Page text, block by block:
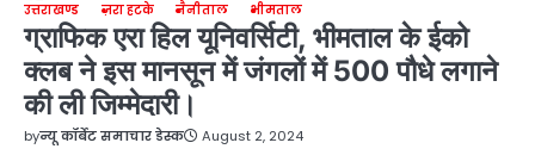
उत्तराखण्ड ज़रा हटके नैनीताल भीमताल
ग्राफिक एरा हिल यूनिवर्सिटी, भीमताल के ईको
क्लब ने इस मानसून में जंगलों में 500 पौधे लगाने
की ली जिम्मेदारी।
byन्यू कॉर्बेट समाचार डेस्क August 2, 2024